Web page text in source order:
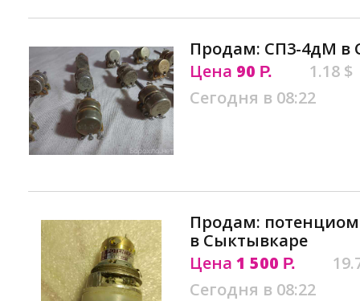
Продам: СП3-4дМ в
Цена 90 Р.
1.18 $
Сегодня в 08:22
Продам:
в Сыктывкаре
Цена 1 500 Р.
Сегодня в 08:22